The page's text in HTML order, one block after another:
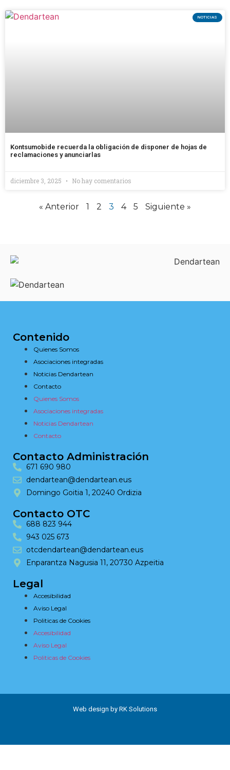
NOTICIAS
Kontsumobide recuerda la obligación de disponer de hojas de
reclamaciones y anunciarlas
diciembre 3, 2025 No hay comentarios
« Anterior 1 2 3 4 5 Siguiente »
Contenido
Quienes Somos
Asociaciones integradas
Noticias Dendartean
Contacto
Quienes Somos
Asociaciones integradas
Noticias Dendartean
Contacto
Contacto Administración
671 690 980
dendartean@dendartean.eus
Domingo Goitia 1, 20240 Ordizia
Contacto OTC
688 823 944
943 025 673
otcdendartean@dendartean.eus
Enparantza Nagusia 11, 20730 Azpeitia
Legal
Accesibilidad
Aviso Legal
Politicas de Cookies
Accesibilidad
Aviso Legal
Politicas de Cookies
Web design by RK Solutions